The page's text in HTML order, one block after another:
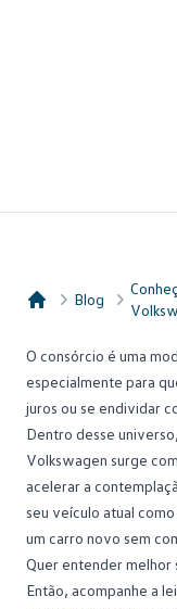
Consórcio
Blog
O consórcio é uma
especialmente para
juros ou se endividar
Dentro desse
Volkswagen surge
acelerar a
seu veículo atual
um carro novo sem
Quer entender melhor
Então, acompanhe a